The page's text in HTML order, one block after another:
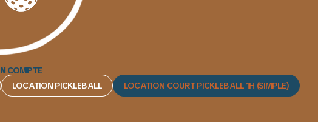
COMPTE
LOCATION PICKLEBALL LOCATION COURT PICKLEBALL 1H (SIMPLE)